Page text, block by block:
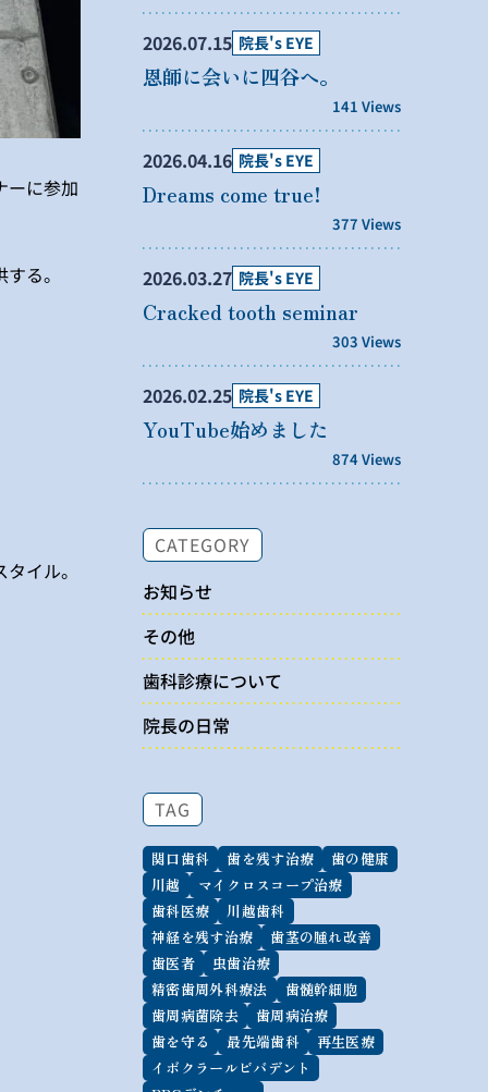
ーに参加
る。
イル。
2026.07.15 院長's EYE
恩師に会いに四谷へ。
141 Views
2026.04.16 院長's EYE
Dreams come true!
377 Views
2026.03.27 院長's EYE
Cracked tooth seminar
303 Views
2026.02.25 院長's EYE
YouTube始めました
874 Views
CATEGORY
お知らせ
その他
歯科診療について
院長の日常
TAG
関口歯科 歯を残す治療
歯の健康
川越
マイクロスコープ治療
歯科医療
川越歯科
神経を残す治療
歯茎の腫れ改善
歯医者
虫歯治療
精密歯周外科療法
歯髄幹細胞
歯周病菌除去
歯周病治療
歯を守る
最先端歯科
再生医療
イボクラールビバデント